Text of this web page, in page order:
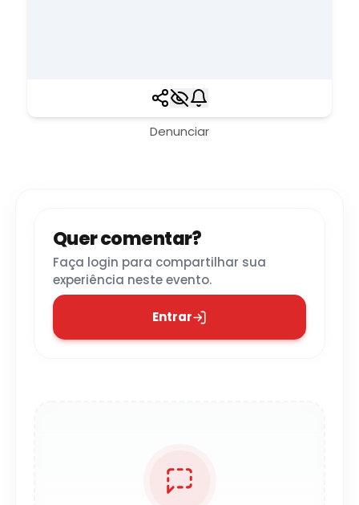
Denunciar
Quer comentar?
Faça login para compartilhar sua
experiência neste evento.
Entrar